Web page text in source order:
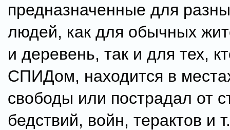
предназначенные для
людей, как для обычных
и деревень, так и для тех,
СПИДом, находится в
свободы или пострадал от
бедствий, войн, терактов и